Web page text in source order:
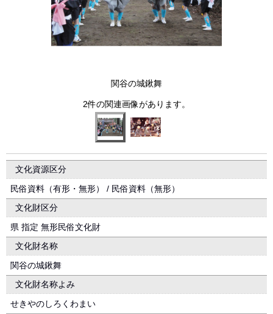
関谷の城鍬舞
2件の関連画像があります。
文化資源区分
民俗資料（有形・無形） / 民俗資料（無形）
文化財区分
県 指定 無形民俗文化財
文化財名称
関谷の城鍬舞
文化財名称よみ
せきやのしろくわまい